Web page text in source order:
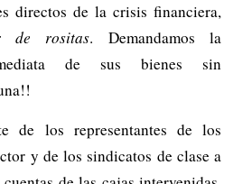
directos de la crisis financiera,
de rositas. Demandamos la
de sus bienes sin
de los representantes de los
y de los sindicatos de clase a